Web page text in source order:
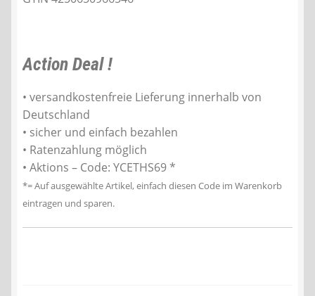
Action Deal !
• versandkostenfreie Lieferung innerhalb von
Deutschland
• sicher und einfach bezahlen
• Ratenzahlung möglich
• Aktions – Code: YCETHS69 *
*= Auf ausgewählte Artikel, einfach diesen Code im Warenkorb
eintragen und sparen.